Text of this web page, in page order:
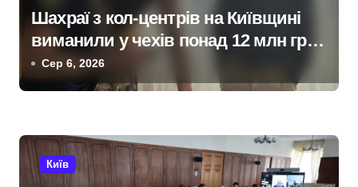
п
с
Шахраї з кол-центрів на Київщині
виманили у чехів понад 12 млн грн:
організаторів чекає судові розгляди
Сер 6, 2026
Київ